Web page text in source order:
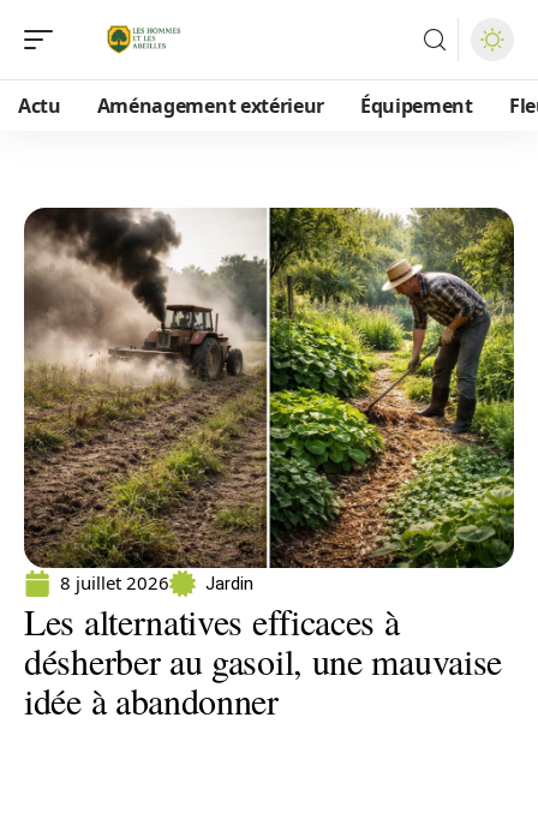
Actu Aménagement extérieur Équipement
8 juillet 2026 Jardin
Les alternatives efficaces à
désherber au gasoil, une mauvaise
idée à abandonner